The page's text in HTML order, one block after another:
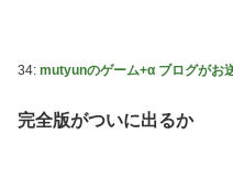
34: mutyunのゲーム+α ブログがお
完全版がついに出るか